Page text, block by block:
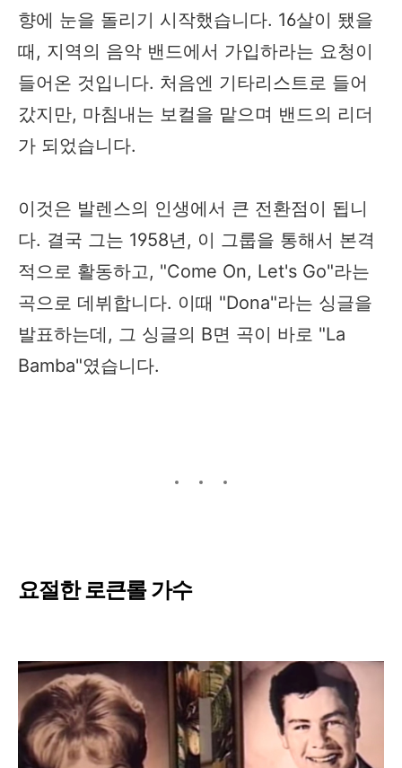
향에 눈을 돌리기 시작했습니다. 16살이 됐을
때, 지역의 음악 밴드에서 가입하라는 요청이
들어온 것입니다. 처음엔 기타리스트로 들어
갔지만, 마침내는 보컬을 맡으며 밴드의 리더
가 되었습니다.
이것은 발렌스의 인생에서 큰 전환점이 됩니
다. 결국 그는 1958년, 이 그룹을 통해서 본격
적으로 활동하고, "Come On, Let's Go"라는
곡으로 데뷔합니다. 이때 "Dona"라는 싱글을
발표하는데, 그 싱글의 B면 곡이 바로 "La
Bamba"였습니다.
요절한 로큰롤 가수